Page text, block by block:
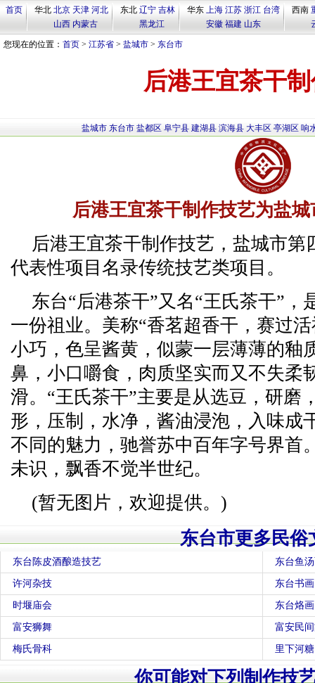
首页 华北 北京 天津 河北
山西 内蒙古
东北 辽宁 吉林
黑龙江
华东 上海 江苏 浙江 台湾
安徽 福建 山东
西南
您现在的位置： 首页 > 江苏省 > 盐城市 > 东台市
后港王宜茶干
盐城市 东台市 盐都区 阜宁县 建湖县 滨海县 大丰区 亭湖区 响
后港王宜茶干制作技艺为盐
后港王宜茶干制作技艺，盐城市
代表性项目名录传统技艺类项目。
东台“后港茶干”又名“王氏茶干”，
一份祖业。美称“香茗超香干，赛过
小巧，色呈酱黄，似蒙一层薄薄的釉
鼻，小口嚼食，肉质坚实而又不失柔
滑。“王氏茶干”主要是从选豆，研磨
形，压制，水净，酱油浸泡，入味成
不同的魅力，驰誉苏中百年字号界首
未识，飘香不觉半世纪。
(暂无图片，欢迎提供。)
东台市更多民俗
东台陈皮酒酿造技艺 东台鱼
许河杂技 东台书
时堰庙会 东台烙画
富安狮舞 富安民
梅氏骨科 里下河
你可能对下列制作技